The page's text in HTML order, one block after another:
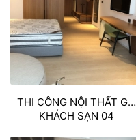
THI CÔNG NỘI THẤT GỖ
KHÁCH SẠN 04